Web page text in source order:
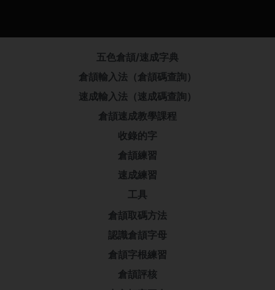
五色倉頡/速成字典
倉頡輸入法（倉頡碼查詢）
速成輸入法（速成碼查詢）
倉頡速成教學課程
收錄的字
倉頡練習
速成練習
工具
倉頡取碼方法
認識倉頡字母
倉頡字根練習
倉頡評核